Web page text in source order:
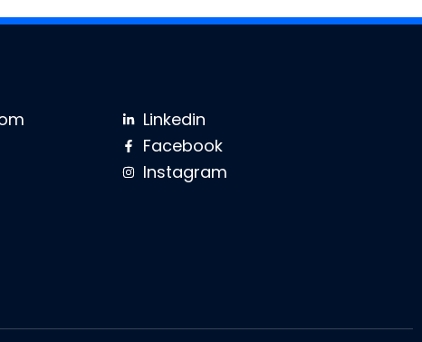
Linkedin
Facebook
Instagram